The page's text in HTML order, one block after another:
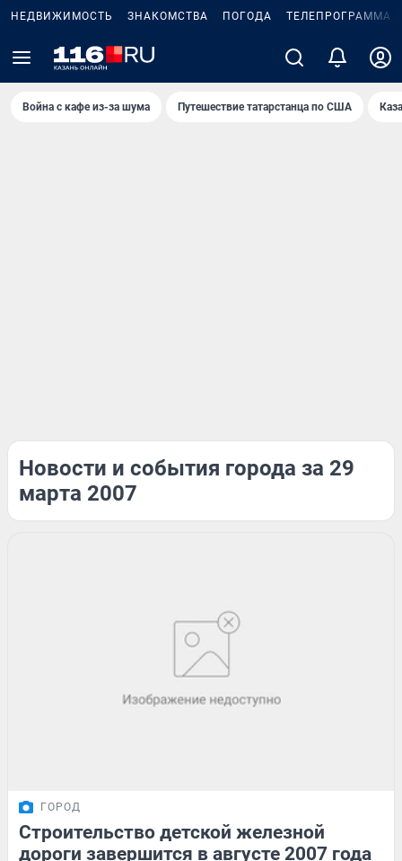
НЕДВИЖИМОСТЬ ЗНАКОМСТВА ПОГОДА ТЕЛЕПРОГРАММА
Война с кафе из-за шума Путешествие татарстанца по США
Новости и события города за 29
марта 2007
ГОРОД
Строительство детской железной
дороги завершится в августе 2007 года